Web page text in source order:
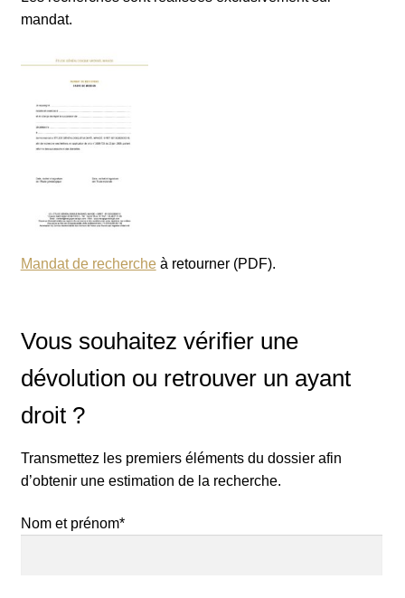
mandat.
Mandat de rechercheà retourner (PDF).
Vous souhaitez vérifier une
dévolution ou retrouver un ayant
droit ?
Transmettez les premiers éléments du dossier afin
d’obtenir une estimation de la recherche.
Nom et prénom*